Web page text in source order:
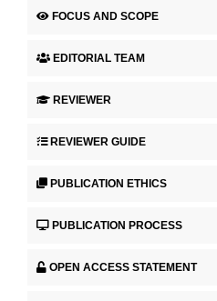
FOCUS AND SCOPE
EDITORIAL TEAM
REVIEWER
REVIEWER GUIDE
PUBLICATION ETHICS
PUBLICATION PROCESS
OPEN ACCESS STATEMENT